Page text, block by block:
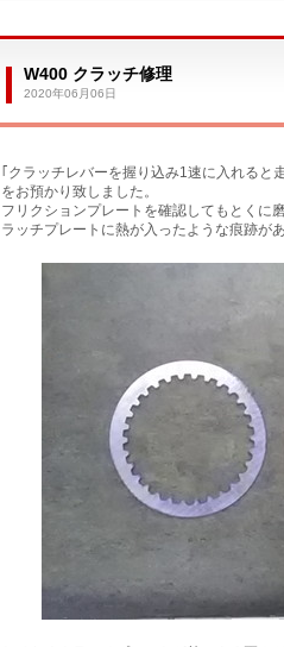
W400 クラッチ修理
2020年06月06日
｢クラッチレバーを握り込み1速に入れると
をお預かり致しました。
フリクションプレートを確認してもとくに
ラッチプレートに熱が入ったような痕跡があ